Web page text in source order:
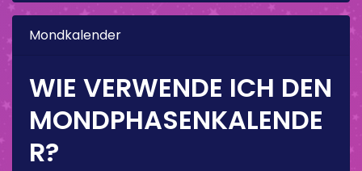
Mondkalender
WIE VERWENDE ICH DEN
MONDPHASENKALENDE
R?